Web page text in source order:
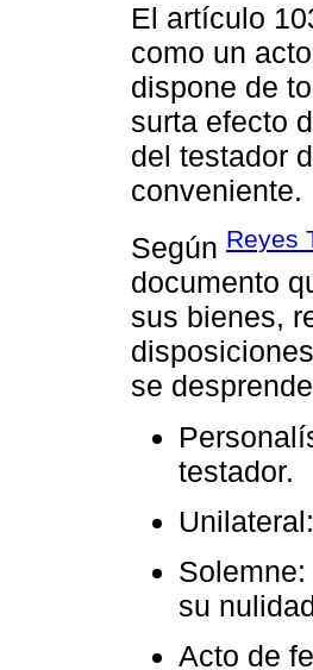
El artículo
como un
dispone de
surta efecto
del testador
conveniente.
Según Reyes
documento
sus bienes,
se
testador.
su
Acto de